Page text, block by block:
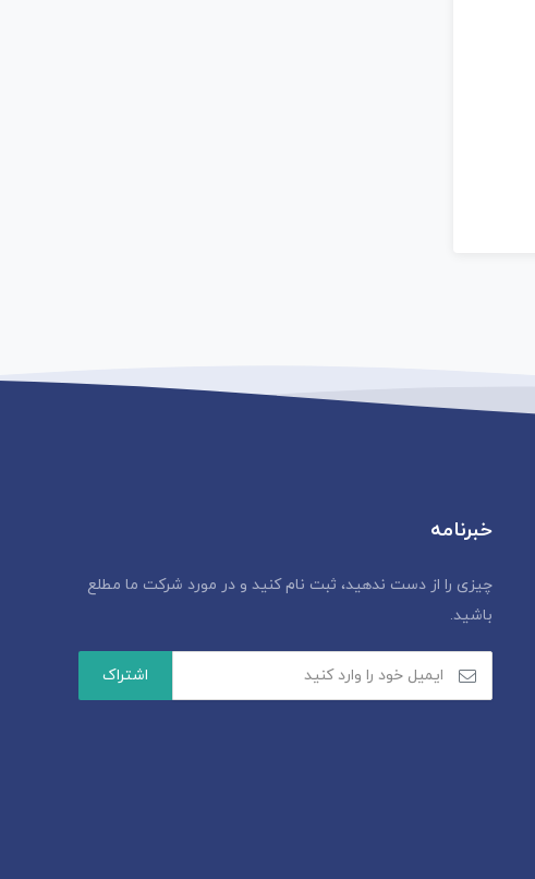
خبرنامه
چیزی را از دست ندهید، ثبت نام کنید و در مورد شرکت ما مطلع
باشید.